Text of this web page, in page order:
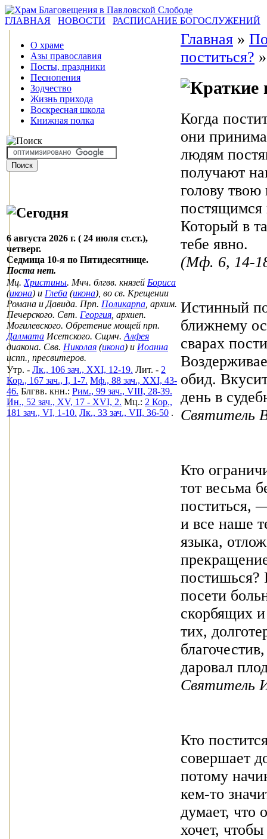
ГЛАВНАЯ НОВОСТИ РАСПИСАНИЕ БОГОСЛУЖЕНИЙ
О храме
Азы православия
Посты, праздники
Песнопения
Зодчество
Жизнь прихода
Воскресная школа
Книжная полка
6 августа 2026 г. ( 24 июля ст.ст.),
четверг.
Седмица 10-я по Пятидесятнице.
Поста нет.
Мц. Христины. Мчч. блгвв. князей Бориса
(икона) и Глеба (икона), во св. Крещении
Романа и Давида. Прп. Поликарпа , архим.
Печерского. Свт. Георгия , архиеп.
Могилевского. Обретение мощей прп.
Далмата Исетского. Сщмч. Алфея
диакона. Свв. Николая (икона) и Иоанна
испп., пресвитеров.
Утр. - Лк., 106 зач., XXI, 12-19. Лит. - 2
Кор., 167 зач., I, 1-7. Мф., 88 зач., XXI, 43-
46. Блгвв. кнн.: Рим., 99 зач., VIII, 28-39.
Ин., 52 зач., XV, 17 - XVI, 2. Мц.: 2 Кор.,
181 зач., VI, 1-10. Лк., 33 зач., VII, 36-50 .
Главная »
поститься?
Когда
они
людям
получают
голову твою
постящимся
Который в
тебе явно.
(Мф. 6, 14-
Истинный
ближнему
сварах
обид.
день в
Святитель
Кто
тот весьма
поститься,
и все наше
языка,
посети
скорбящих
тих,
даровал
Святитель
Кто
совершает
потому
кем-то
думает, что
хочет,